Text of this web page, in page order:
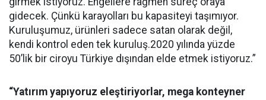
gidecek. Çünkü karayolları bu kapasiteyi taşımıyor.
Kuruluşumuz, ürünleri sadece satan olarak değil,
kendi kontrol eden tek kuruluş.2020 yılında yüzde
50’lik bir ciroyu Türkiye dışından elde etmek istiyoruz.”
“Yatırım yapıyoruz eleştiriyorlar, mega konteyner